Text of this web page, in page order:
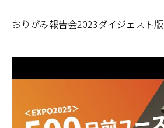
おりがみ報告会2023ダイジェスト版